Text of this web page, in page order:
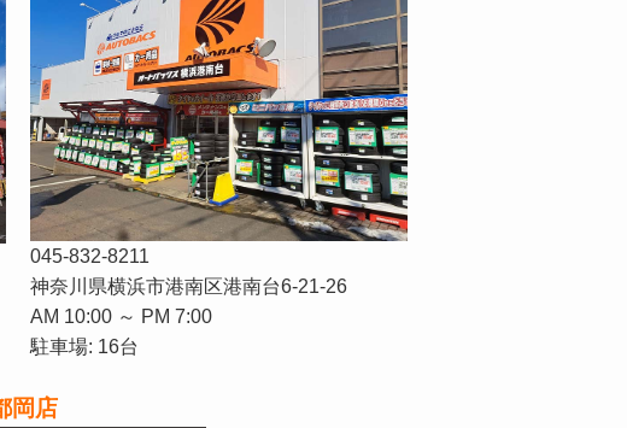
045-832-8211
神奈川県横浜市港南区港南台6-21-26
AM 10:00 ～ PM 7:00
駐車場: 16台
岡店